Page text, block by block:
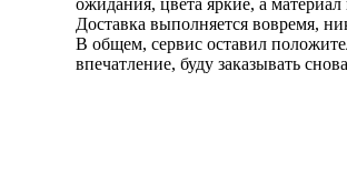
Доставка выполняется вовремя,
В общем, сервис оставил
впечатление, буду заказывать